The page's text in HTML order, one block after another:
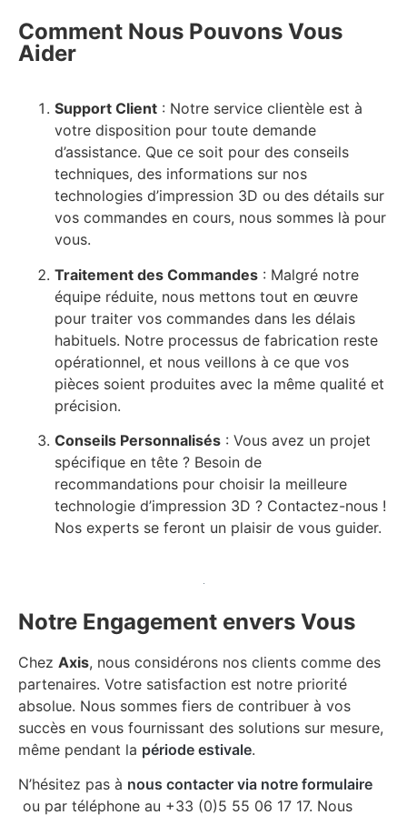
Comment Nous Pouvons Vous
Aider
Support Client : Notre service clientèle est à
votre disposition pour toute demande
d’assistance. Que ce soit pour des conseils
techniques, des informations sur nos
technologies d’impression 3D ou des détails sur
vos commandes en cours, nous sommes là pour
vous.
Traitement des Commandes : Malgré notre
équipe réduite, nous mettons tout en œuvre
pour traiter vos commandes dans les délais
habituels. Notre processus de fabrication reste
opérationnel, et nous veillons à ce que vos
pièces soient produites avec la même qualité et
précision.
Conseils Personnalisés : Vous avez un projet
spécifique en tête ? Besoin de
recommandations pour choisir la meilleure
technologie d’impression 3D ? Contactez-nous !
Nos experts se feront un plaisir de vous guider.
Notre Engagement envers Vous
Chez Axis, nous considérons nos clients comme des
partenaires. Votre satisfaction est notre priorité
absolue. Nous sommes fiers de contribuer à vos
succès en vous fournissant des solutions sur mesure,
même pendant la période estivale.
N’hésitez pas à nous contacter via notre formulaire
ou par téléphone au +33 (0)5 55 06 17 17. Nous